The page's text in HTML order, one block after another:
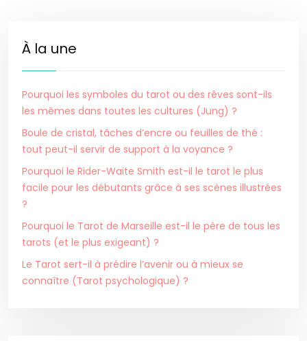
À la une
Pourquoi les symboles du tarot ou des rêves sont-ils
les mêmes dans toutes les cultures (Jung) ?
Boule de cristal, tâches d’encre ou feuilles de thé :
tout peut-il servir de support à la voyance ?
Pourquoi le Rider-Waite Smith est-il le tarot le plus
facile pour les débutants grâce à ses scènes illustrées
?
Pourquoi le Tarot de Marseille est-il le père de tous les
tarots (et le plus exigeant) ?
Le Tarot sert-il à prédire l’avenir ou à mieux se
connaître (Tarot psychologique) ?